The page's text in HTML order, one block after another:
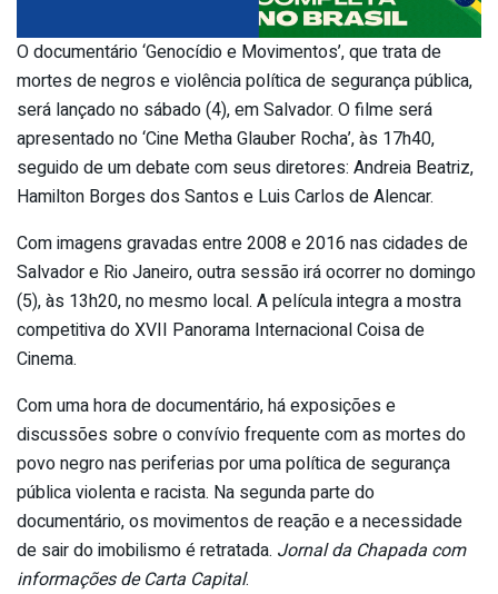
O documentário ‘Genocídio e Movimentos’, que trata de
mortes de negros e violência política de segurança pública,
será lançado no sábado (4), em Salvador. O filme será
apresentado no ‘Cine Metha Glauber Rocha’, às 17h40,
seguido de um debate com seus diretores: Andreia Beatriz,
Hamilton Borges dos Santos e Luis Carlos de Alencar.
Com imagens gravadas entre 2008 e 2016 nas cidades de
Salvador e Rio Janeiro, outra sessão irá ocorrer no domingo
(5), às 13h20, no mesmo local. A película integra a mostra
competitiva do XVII Panorama Internacional Coisa de
Cinema.
Com uma hora de documentário, há exposições e
discussões sobre o convívio frequente com as mortes do
povo negro nas periferias por uma política de segurança
pública violenta e racista. Na segunda parte do
documentário, os movimentos de reação e a necessidade
de sair do imobilismo é retratada. Jornal da Chapada com
informações de Carta Capital.